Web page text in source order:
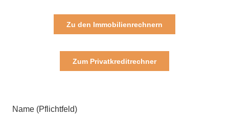
Zu den Immobilienrechnern
Zum Privatkreditrechner
Name (Pflichtfeld)